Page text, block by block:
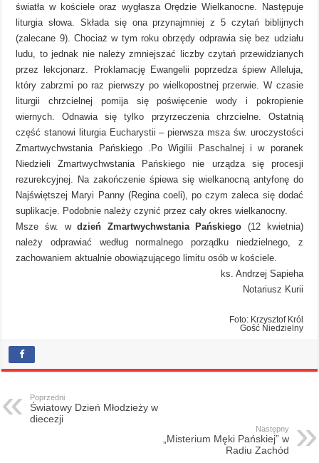
światła w kościele oraz wygłasza Orędzie Wielkanocne. Następuje
liturgia słowa. Składa się ona przynajmniej z 5 czytań biblijnych
(zalecane 9). Chociaż w tym roku obrzędy odprawia się bez udziału
ludu, to jednak nie należy zmniejszać liczby czytań przewidzianych
przez lekcjonarz. Proklamację Ewangelii poprzedza śpiew Alleluja,
który zabrzmi po raz pierwszy po wielkopostnej przerwie. W czasie
liturgii chrzcielnej pomija się poświęcenie wody i pokropienie
wiernych. Odnawia się tylko przyrzeczenia chrzcielne. Ostatnią
część stanowi liturgia Eucharystii – pierwsza msza św. uroczystości
Zmartwychwstania Pańskiego .Po Wigilii Paschalnej i w poranek
Niedzieli Zmartwychwstania Pańskiego nie urządza się procesji
rezurekcyjnej. Na zakończenie śpiewa się wielkanocną antyfonę do
Najświętszej Maryi Panny (Regina coeli), po czym zaleca się dodać
suplikacje. Podobnie należy czynić przez cały okres wielkanocny.
Msze św. wdzień Zmartwychwstania Pańskiego (12 kwietnia)
należy odprawiać według normalnego porządku niedzielnego, z
zachowaniem aktualnie obowiązującego limitu osób w kościele.
ks. Andrzej Sapieha
Notariusz Kurii
Foto: Krzysztof Król
Gość Niedzielny
Poprzedni
Światowy Dzień Młodzieży w
diecezji
Następny
„Misterium Męki Pańskiej” w
Radiu Zachód